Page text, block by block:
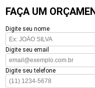
FAÇA UM
Digite seu nome
Digite seu email
Digite seu telefone